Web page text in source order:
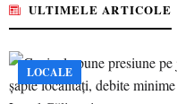
ULTIMELE ARTICOLE
LOCALE